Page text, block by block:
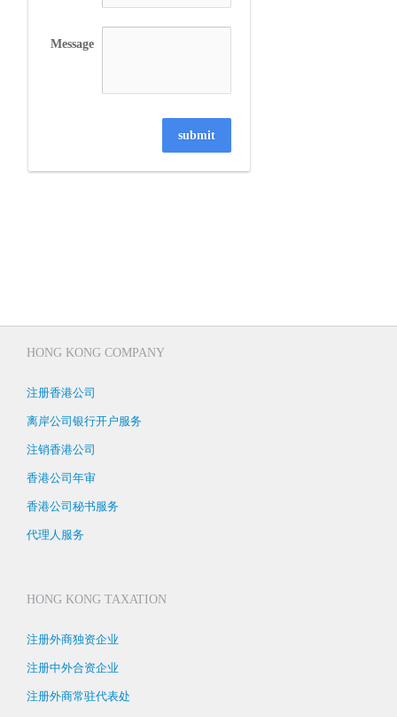
Message
submit
HONG KONG COMPANY
注册香港公司
离岸公司银行开户服务
注销香港公司
香港公司年审
香港公司秘书服务
代理人服务
HONG KONG TAXATION
注册外商独资企业
注册中外合资企业
注册外商常驻代表处